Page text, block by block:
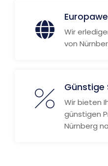
Wir
von
Günstige
Wir bieten
günstigen
Nürnberg